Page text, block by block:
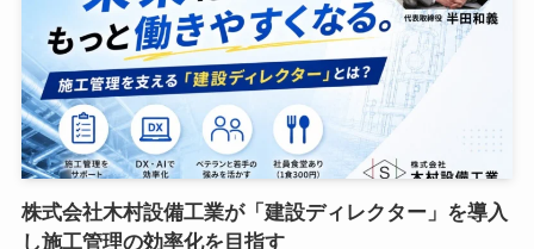
株式会社木村設備工業が「建設ディレクター」を導入
し施工管理の効率化を目指す